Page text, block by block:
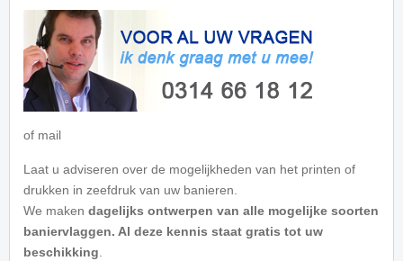
of mail
Laat u adviseren over de mogelijkheden van het printen of
drukken in zeefdruk van uw banieren.
We maken dagelijks ontwerpen van alle mogelijke soorten
baniervlaggen. Al deze kennis staat gratis tot uw
beschikking